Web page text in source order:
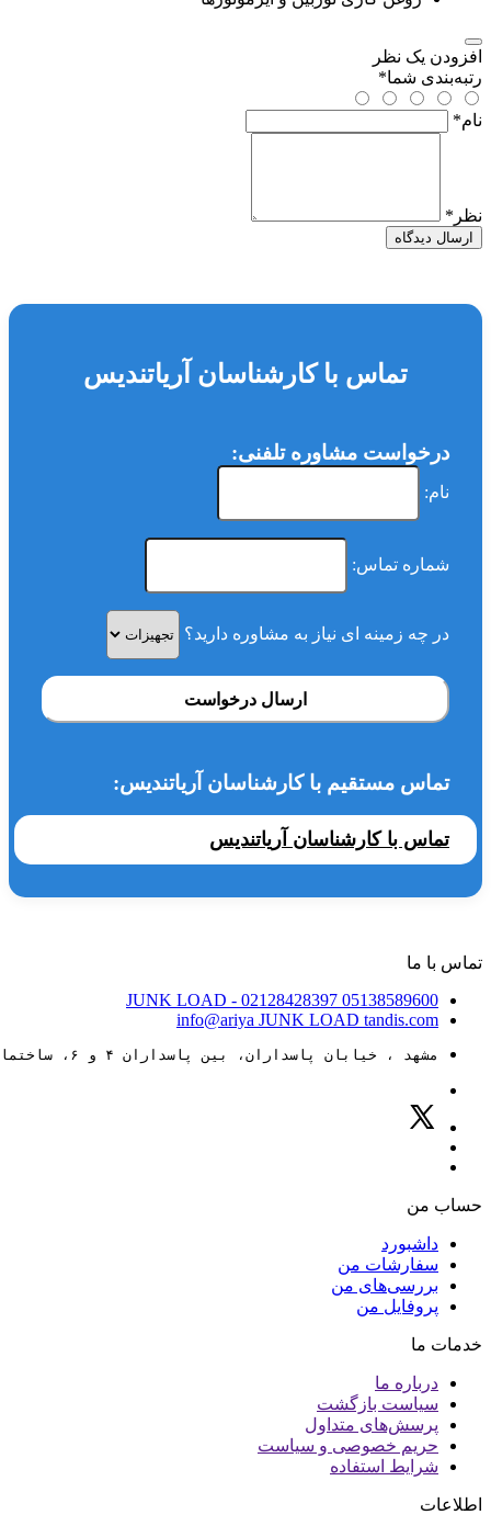
افزودن یک نظر
رتبه‌بندی شما*
نام*
نظر *
ارسال دیدگاه
تماس با کارشناسان آریاتندیس
درخواست مشاوره تلفنی:
نام:
شماره تماس:
در چه زمینه ای نیاز به مشاوره دارید؟
ارسال درخواست
تماس مستقیم با کارشناسان آریاتندیس:
تماس با کارشناسان آریاتندیس
تماس با ما
05138589600
JUNK LOAD - 02128428397
info@ariya JUNK LOAD tandis.com
مشهد ، خیابان پاسداران، بین پاسداران ۴ و ۶، ساختمان ۸۸
حساب من
داشبورد
سفارشات من
بررسی‌های من
پروفایل من
خدمات ما
درباره ما
سیاست بازگشت
پرسش‌های متداول
حریم خصوصی و سیاست
شرایط استفاده
اطلاعات